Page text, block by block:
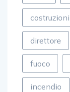
costruzioni
direttore
fuoco
incendio